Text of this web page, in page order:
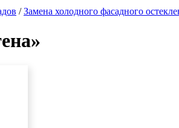
/Замена холодного фасадного